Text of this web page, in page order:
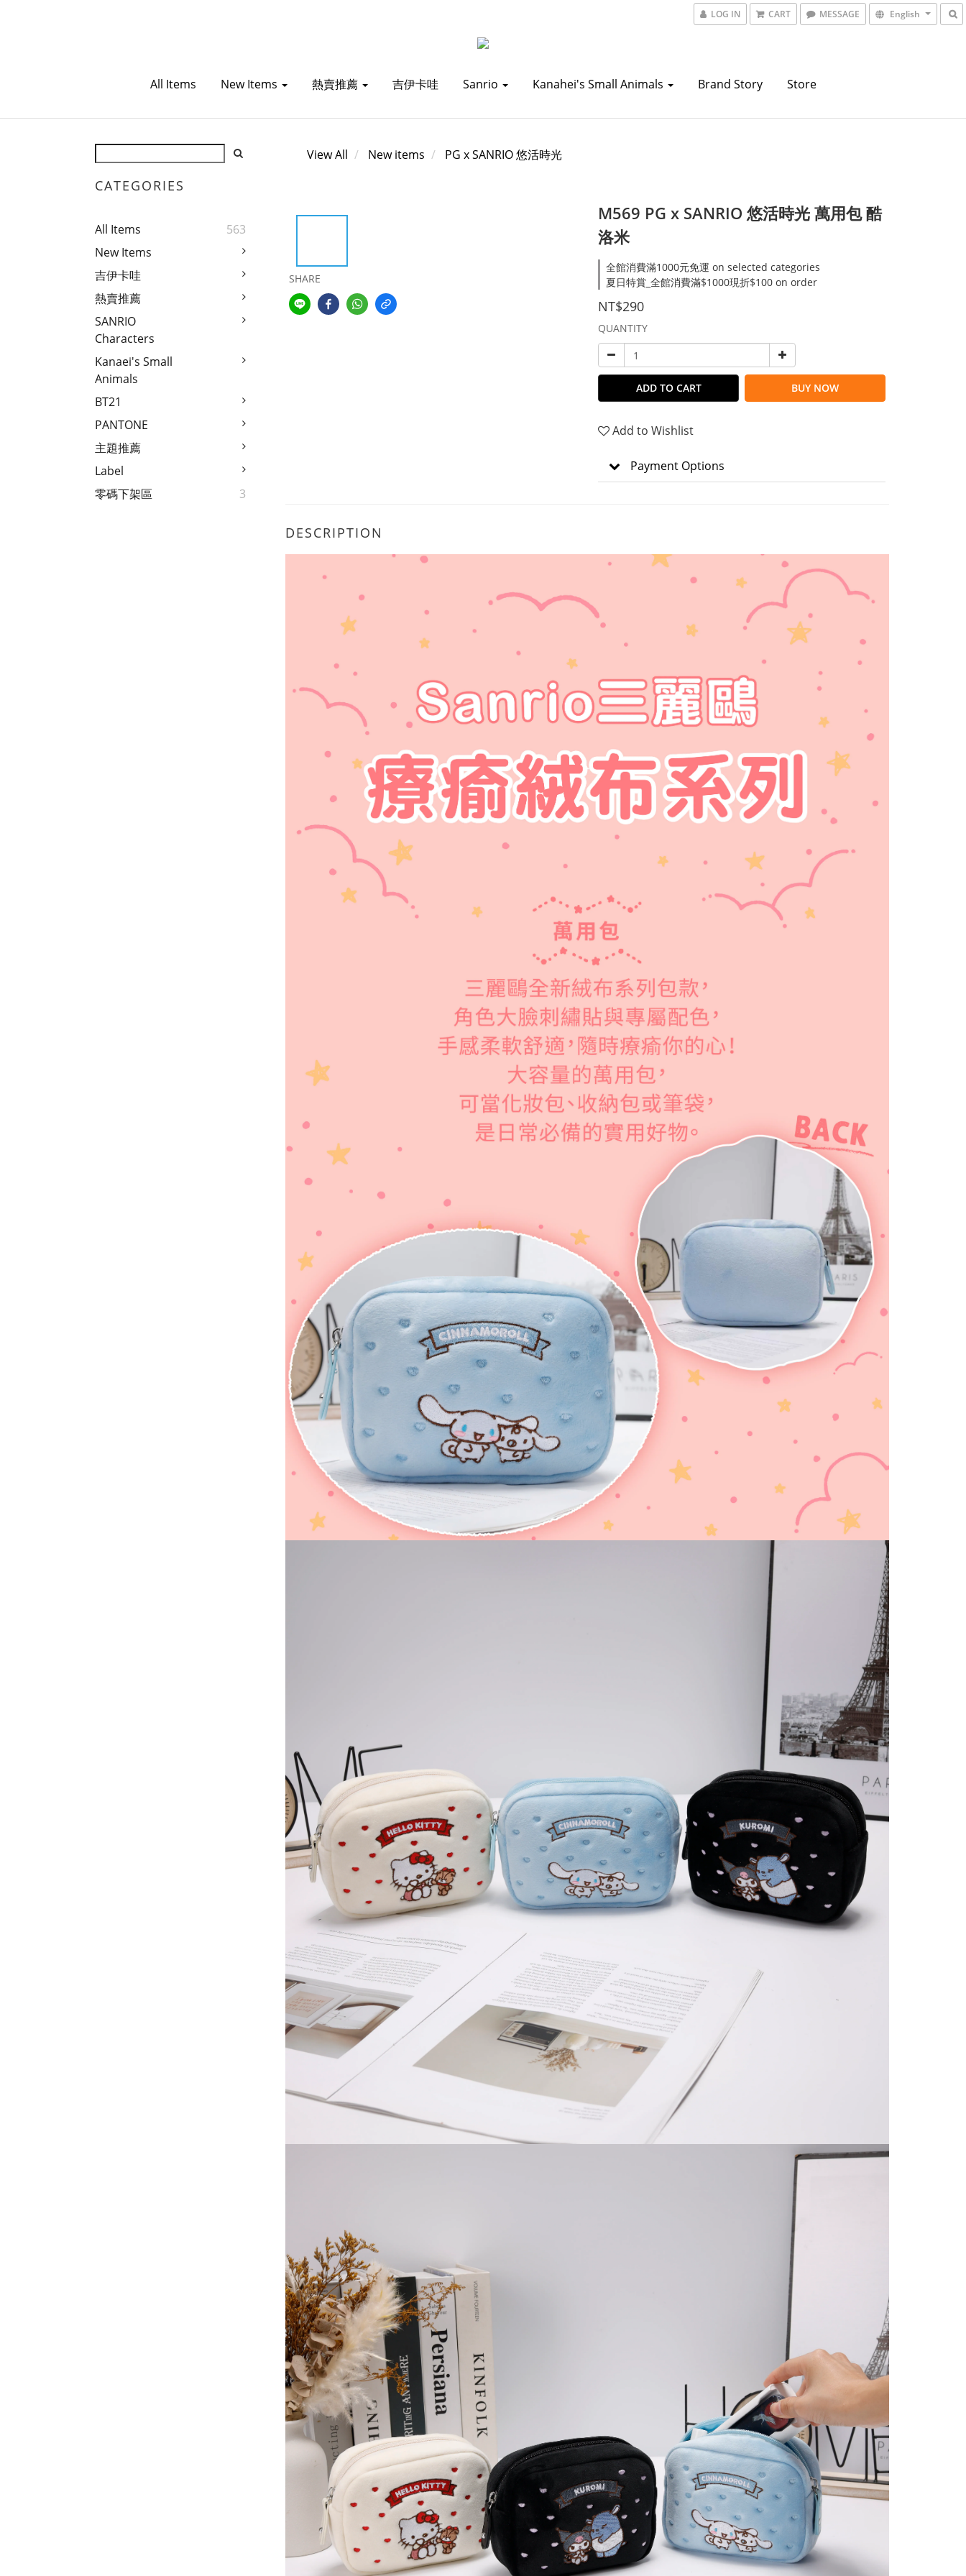
LOG IN CART MESSAGE English
All Items New Items 熱賣推薦 吉伊卡哇 Sanrio Kanahei's Small Animals Brand Story Store
CATEGORIES
All Items
563
New Items
吉伊卡哇
熱賣推薦
SANRIO
Characters
Kanaei's Small
Animals
BT21
PANTONE
主題推薦
Label
零碼下架區
3
View All New items PG x SANRIO 悠活時光
SHARE
M569 PG x SANRIO 悠活時光 萬用包 酷
洛米
全館消費滿1000元免運 on selected categories
夏日特賞_全館消費滿$1000現折$100 on order
NT$290
QUANTITY
ADD TO CART BUY NOW
Add to Wishlist
Payment Options
DESCRIPTION